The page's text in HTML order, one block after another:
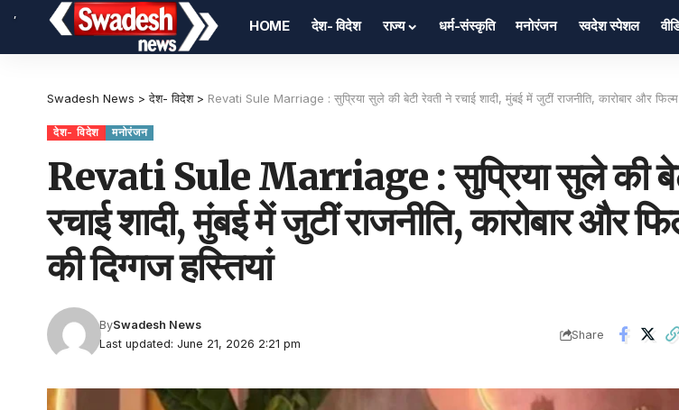
,
HOME देश- विदेश राज्य धर्म-संस्कृति मनोरंजन स्वदेश स्पेशल
Swadesh News >देश- विदेश> Revati Sule Marriage : सुप्रिया सुले की बेटी रेवती ने रचाई शादी, मुंबई में जुटीं राजनीति, कारोबार और
देश- विदेश मनोरंजन
Revati Sule Marriage : सुप्रिया सुले की
रचाई शादी, मुंबई में जुटीं राजनीति, कारोबार और
की दिग्गज हस्तियां
Last updated: June 21, 2026 2:21 pm
BySwadesh News
Share